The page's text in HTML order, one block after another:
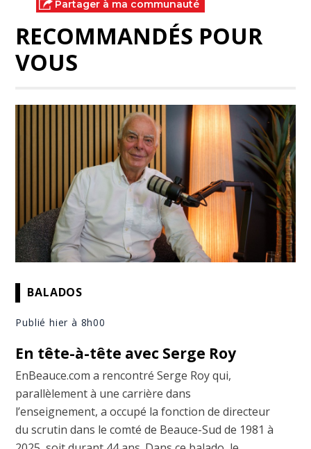
Partager à ma communauté
RECOMMANDÉS POUR
VOUS
BALADOS
Publié hier à 8h00
En tête-à-tête avec Serge Roy
EnBeauce.com a rencontré Serge Roy qui,
parallèlement à une carrière dans
l’enseignement, a occupé la fonction de directeur
du scrutin dans le comté de Beauce-Sud de 1981 à